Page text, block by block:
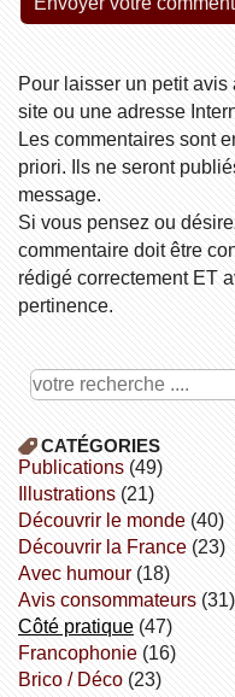
Pour laisser un petit
site ou une adresse
Les commentaires sont
priori. Ils ne seront
message.
Si vous pensez ou
commentaire doit être
rédigé correctement ET
pertinence.
CATÉGORIES
publications(49)
illustrations(21)
découvrir le monde(40)
découvrir la France(23)
avec humour(18)
avis consommateurs(31)
côté pratique(47)
Francophonie(16)
Brico / Déco(23)